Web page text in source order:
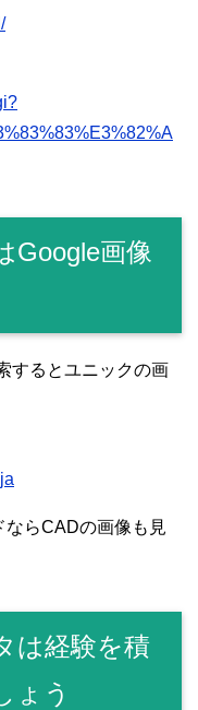
Google画像
するとユニックの画
ならCADの画像も見
は経験を積
ょう